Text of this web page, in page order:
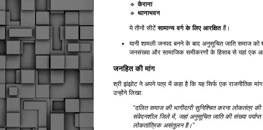
🔹कैराना
🔹 थानाभवन
ये तीनों सीटेंसामान्य वर्ग के लिए आरक्षित हैं।
यानी शामली जनपद बनने के बाद अनुसूचित जाति समाज को
जनसंख्या और सामाजिक समीकरणों के हिसाब से यहां एक
जनहित की मांग
श्री झंझोट ने अपने पत्र में कहा है कि यह सिर्फ एक राजनीतिक
उन्होंने लिखा:
“दलित समाज की भागीदारी सुनिश्चित करना
संवेदनशील जिले में, जहां अनुसूचित जाति की संख्या पर्याप्त
लोकतांत्रिक असंतुलन है।”